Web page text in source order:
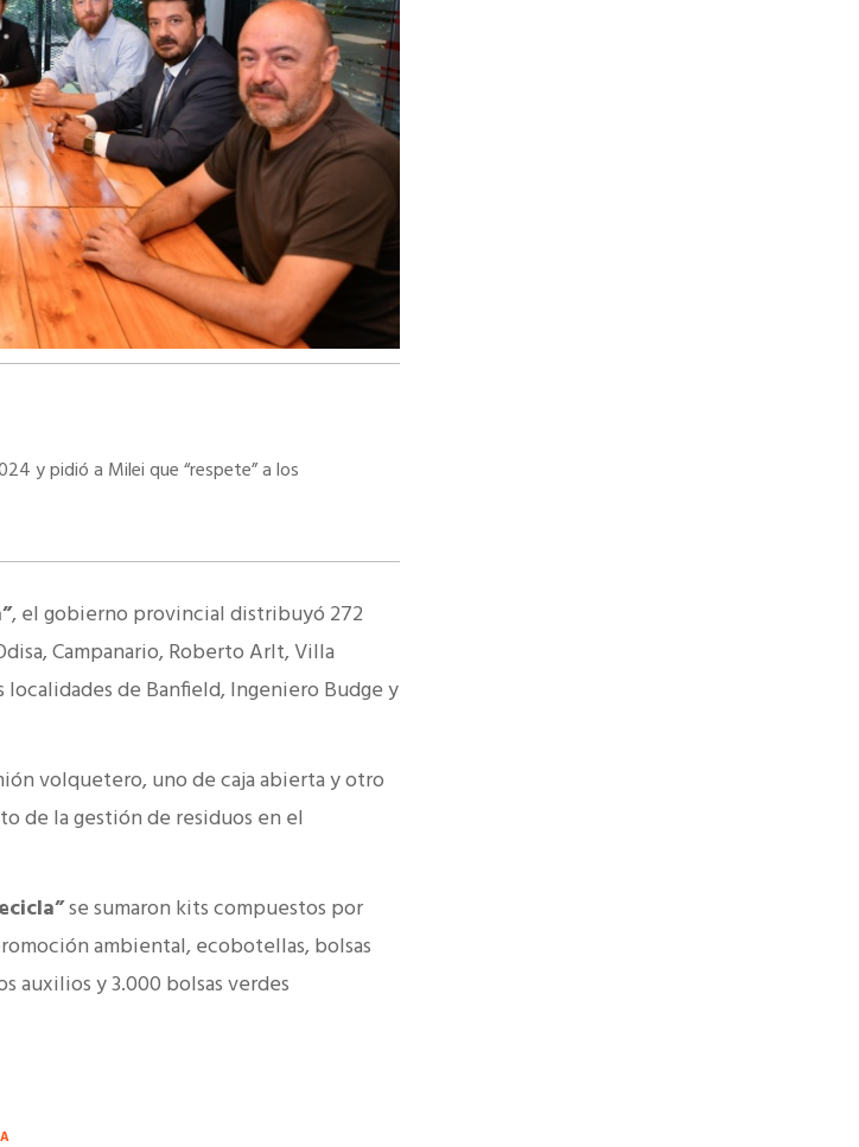
y pidió a Milei que “respete” a los
, el gobierno provincial distribuyó 272
Campanario, Roberto Arlt, Villa
de Banfield, Ingeniero Budge y
volquetero, uno de caja abierta y otro
de la gestión de residuos en el
se sumaron kits compuestos por
ambiental, ecobotellas, bolsas
auxilios y 3.000 bolsas verdes